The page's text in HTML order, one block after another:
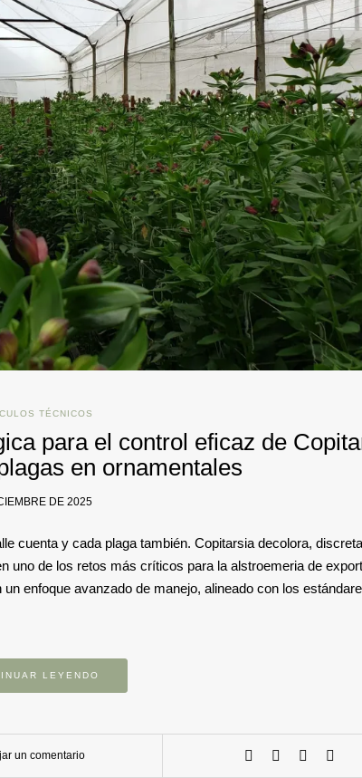
TÉCNICOS
para el control eficaz de
en ornamentales
DE 2025
cuenta y cada plaga también. Copitarsia decolora,
uno de los retos más críticos para la alstroemeria de
enfoque avanzado de manejo, alineado con los
LEYENDO
un comentario